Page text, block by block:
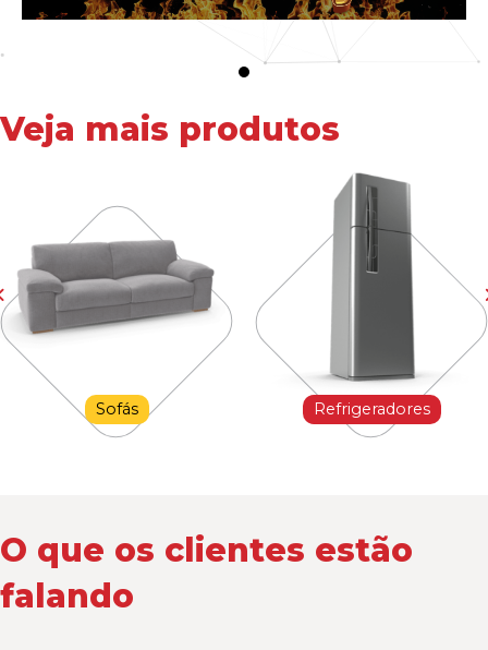
Veja mais produtos
Sofás Refrigeradores
O que os clientes estão
falando